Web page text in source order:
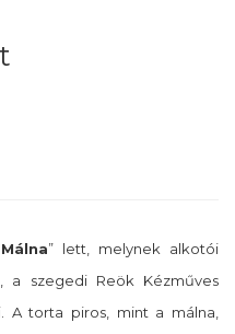
” lett, melynek alkotói
a szegedi Reök Kézműves
A torta piros, mint a málna,